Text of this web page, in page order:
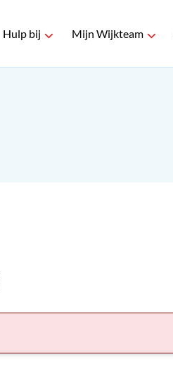
Hulp bij Mijn Wijkteam